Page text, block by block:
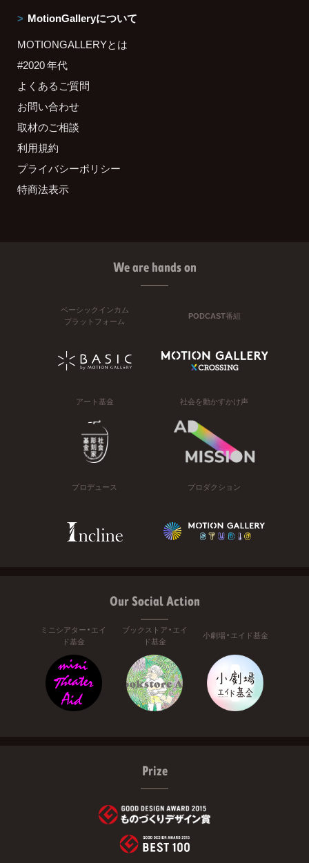
MotionGalleryについて
MOTIONGALLERYとは
#2020 年代
よくあるご質問
お問い合わせ
取材のご相談
利用規約
プライバシーポリシー
特商法表示
We are hands on
ベーシックインカム
プラットフォーム
PODCAST番組
アート基金 社会を動かすかけ声
プロデュース プロダクション
Our Social Action
ミニシアター・エイ
ド基金
ブックストア・エイ
ド基金
小劇場・エイド基金
Prize